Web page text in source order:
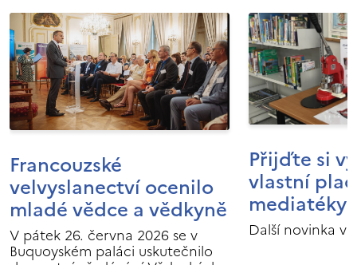
Francouzské
velvyslanectví ocenilo
mladé vědce a vědkyně
V pátek 26. června 2026 se v
Buquoyském paláci uskutečnilo
Přijďte si
vlastní
mediatéky
Další novinka v